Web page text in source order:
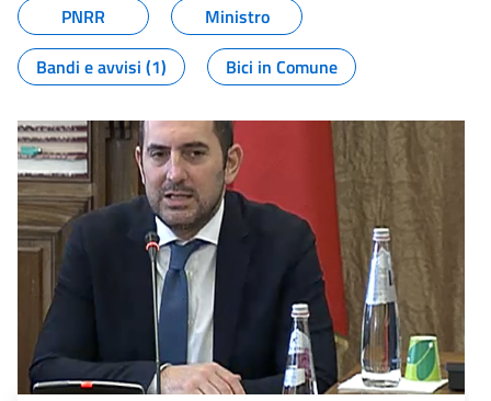
PNRR
Ministro
Bandi e avvisi (1)
Bici in Comune